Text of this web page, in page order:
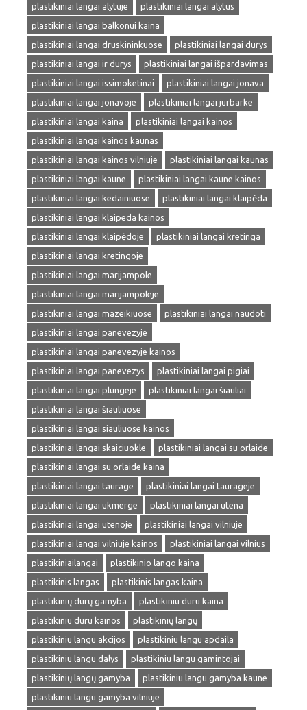
plastikiniai langai alytuje
plastikiniai langai alytus
plastikiniai langai balkonui kaina
plastikiniai langai druskininkuose
plastikiniai langai durys
plastikiniai langai ir durys
plastikiniai langai išpardavimas
plastikiniai langai issimoketinai
plastikiniai langai jonava
plastikiniai langai jonavoje
plastikiniai langai jurbarke
plastikiniai langai kaina
plastikiniai langai kainos
plastikiniai langai kainos kaunas
plastikiniai langai kainos vilniuje
plastikiniai langai kaunas
plastikiniai langai kaune
plastikiniai langai kaune kainos
plastikiniai langai kedainiuose
plastikiniai langai klaipėda
plastikiniai langai klaipeda kainos
plastikiniai langai klaipėdoje
plastikiniai langai kretinga
plastikiniai langai kretingoje
plastikiniai langai marijampole
plastikiniai langai marijampoleje
plastikiniai langai mazeikiuose
plastikiniai langai naudoti
plastikiniai langai panevezyje
plastikiniai langai panevezyje kainos
plastikiniai langai panevezys
plastikiniai langai pigiai
plastikiniai langai plungeje
plastikiniai langai šiauliai
plastikiniai langai šiauliuose
plastikiniai langai siauliuose kainos
plastikiniai langai skaiciuokle
plastikiniai langai su orlaide
plastikiniai langai su orlaide kaina
plastikiniai langai taurage
plastikiniai langai taurageje
plastikiniai langai ukmerge
plastikiniai langai utena
plastikiniai langai utenoje
plastikiniai langai vilniuje
plastikiniai langai vilniuje kainos
plastikiniai langai vilnius
plastikiniailangai
plastikinio lango kaina
plastikinis langas
plastikinis langas kaina
plastikinių durų gamyba
plastikiniu duru kaina
plastikiniu duru kainos
plastikinių langų
plastikiniu langu akcijos
plastikiniu langu apdaila
plastikiniu langu dalys
plastikiniu langu gamintojai
plastikinių langų gamyba
plastikiniu langu gamyba kaune
plastikiniu langu gamyba vilniuje